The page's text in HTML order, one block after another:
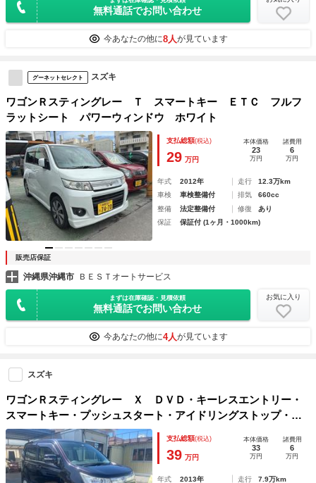
無料通話でお問い合わせ
今あなたの他に8人が見ています
グーネットセレクト スズキ
ワゴンＲスティングレー Ｔ スマートキー ＥＴＣ フルフ
ラットシート パワーウィンドウ ホワイト
支払総額(税込)
29 万円
本体価格
23
万円
諸費用
6
万円
年式 2012年 走行
12.3万km
車検
車検整備付 排気
660cc
整備
法定整備付 修復
あり
保証
保証付 (1ヶ月・1000km)
販売店保証
沖縄県沖縄市 ＢＥＳＴオートサービス
まずは在庫確認・見積依頼
無料通話でお問い合わせ
お気に入り
今あなたの他に4人が見ています
スズキ
ワゴンＲスティングレー Ｘ ＤＶＤ・キーレスエントリー・
スマートキー・プッシュスタート・アイドリングストップ・Ｈ
ＩＤヘッドライト・純正フルエアロ・純正アルミ・フォグラン
プ
支払総額(税込)
39 万円
本体価格
33
万円
諸費用
6
万円
年式 2013年 走行 7.9万km